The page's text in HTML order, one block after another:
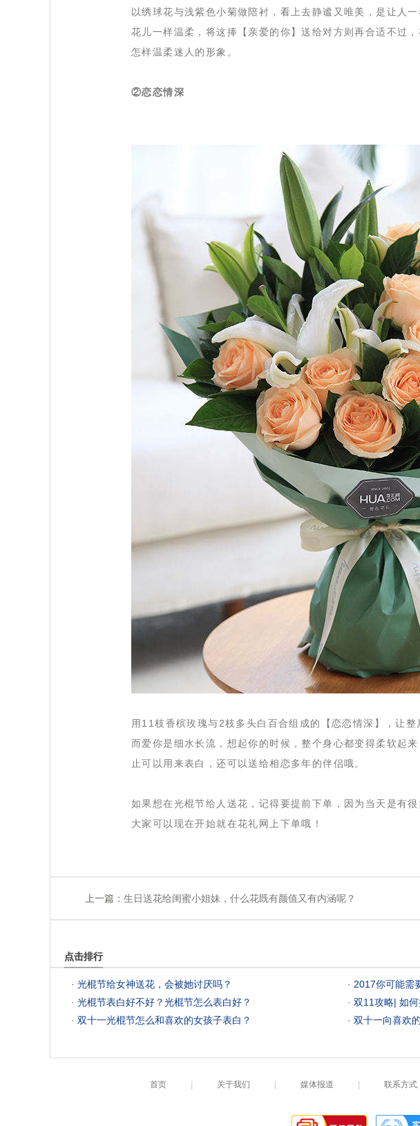
以绣球花与浅紫色小菊做陪衬，看上去静谧又唯美，是让人
花儿一样温柔，将这捧【亲爱的你】送给对方则再合适不过
怎样温柔迷人的形象。
②恋恋情深
用11枝香槟玫瑰与2枝多头白百合组成的【恋恋情深】，让
而爱你是细水长流，想起你的时候，整个身心都变得柔软起
止可以用来表白，还可以送给相恋多年的伴侣哦。
如果想在光棍节给人送花，记得要提前下单，因为当天是有
大家可以现在开始就在花礼网上下单哦！
上一篇： 生日送花给闺蜜小姐妹，什么花既有颜值又有内涵呢？
点击排行
· 光棍节给女神送花，会被她讨厌吗？ · 2017你可能需
· 光棍节表白好不好？光棍节怎么表白好？ · 双11攻略| 如
· 双十一光棍节怎么和喜欢的女孩子表白？ · 双十一向喜欢
首页 关于我们 媒体报道 联系方式